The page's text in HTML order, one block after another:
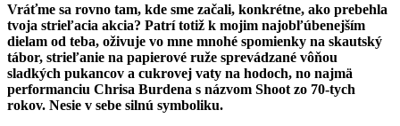
Vráťme sa rovno tam, kde sme začali, konkrétne, ako prebehla
tvoja strieľacia akcia? Patrí totiž k mojim najobľúbenejším
dielam od teba, oživuje vo mne mnohé spomienky na skautský
tábor, strieľanie na papierové ruže sprevádzané vôňou
sladkých pukancov a cukrovej vaty na hodoch, no najmä
performanciu Chrisa Burdena s názvom Shoot zo 70-tych
rokov. Nesie v sebe silnú symboliku.